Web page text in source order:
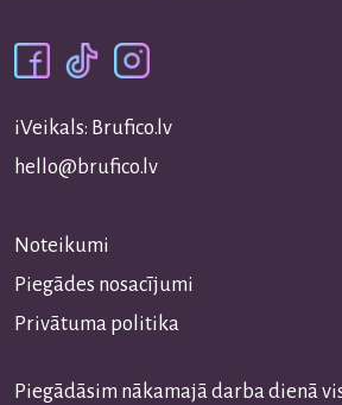
iVeikals: Brufico.lv
hello@brufico.lv
Noteikumi
Piegādes nosacījumi
Privātuma politika
Piegādāsim nākamajā darba dienā